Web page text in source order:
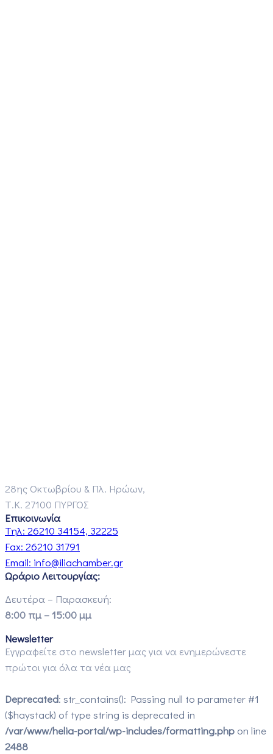
28ης Οκτωβρίου & Πλ. Ηρώων,
Τ.Κ. 27100 ΠΥΡΓΟΣ
Επικοινωνία
Τηλ: 26210 34154, 32225
Fax: 26210 31791
Email: info@iliachamber.gr
Ωράριο Λειτουργίας:
Δευτέρα – Παρασκευή:
8:00 πμ – 15:00 μμ
Newsletter
Εγγραφείτε στο newsletter μας για να ενημερώνεστε
πρώτοι για όλα τα νέα μας
Deprecated: str_contains(): Passing null to parameter #1
($haystack) of type string is deprecated in
/var/www/helia-portal/wp-includes/formatting.php on line
2488